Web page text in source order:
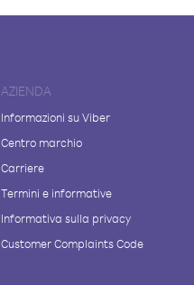
AZIENDA
Informazioni su Viber
Centro marchio
Carriere
Termini e informative
Informativa sulla privacy
Customer Complaints Code